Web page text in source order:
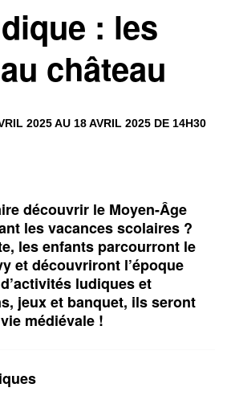
: les
château
2025 AU 18 AVRIL 2025 DE 14H30
découvrir le Moyen-Âge
les vacances scolaires ?
les enfants parcourront le
et découvriront l’époque
ludiques et
jeux et banquet, ils seront
médiévale !